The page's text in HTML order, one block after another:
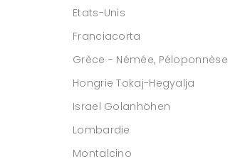
Etats-Unis
Franciacorta
Grèce - Némée, Péloponnèse
Hongrie Tokaj-Hegyalja
Israel Golanhöhen
Lombardie
Montalcino